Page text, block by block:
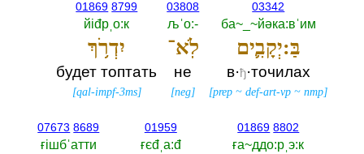
03342
ба~_~йәка:вˈим
בַּ:יְקָבִ֛ים
в·ђ·точилах
[prep ~def-art-vp ~nmp]
03808
љˈо:-‎
לֹֽא־
не
[neg]
01869 8799
йiđрˌо:к
יִדְרֹ֥ךְ
будет топтать
[qal-impf-3ms]
01869 8802
ға~ддо:рˌэ:к
01959
ғєđˌа:đ
07673 8689
ғiшбˈатти